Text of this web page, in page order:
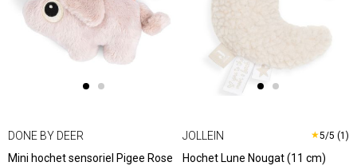
DONE BY DEER
Mini hochet sensoriel Pigee Rose
JOLLEIN ★5/5 (1)
Hochet Lune Nougat (11 cm)